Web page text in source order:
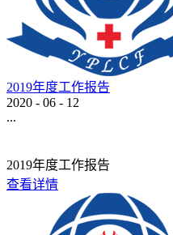
2019年度工作报告
2020 - 06 - 12
...
2019年度工作报告
查看详情